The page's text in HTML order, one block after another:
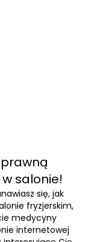
salonie!
się, jak
fryzjerskim,
medycyny
internetowej